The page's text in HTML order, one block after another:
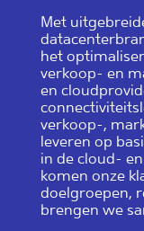
Met
het
verkoop- en
en
verkoop-,
leveren op
in de cloud-
komen onze
doelgroepen,
brengen we